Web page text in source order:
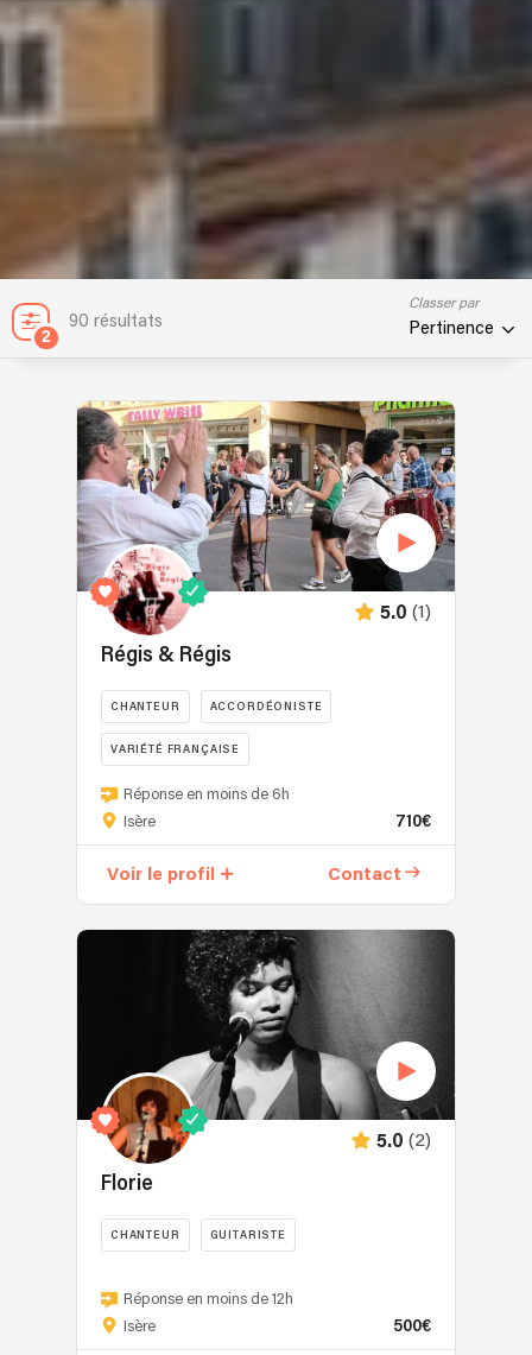
2
90 résultats
Classer par
Pertinence
5.0 (1)
Régis & Régis
CHANTEUR ACCORDÉONISTE
VARIÉTÉ FRANÇAISE
Régis
&
que…
Simple,
efficace
et
trop
de
Régis
&
Réponse en moins de 6h
Isère
710€
Voir le profil Contact
5.0 (2)
Florie
CHANTEUR GUITARISTE
Florie
est
Réponse en moins de 12h
Isère
500€